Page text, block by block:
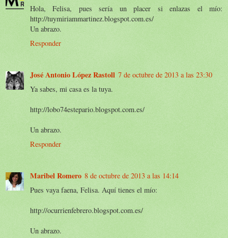
Hola, Felisa, pues sería un placer si enlazas el mío:
http://tuymiriammartinez.blogspot.com.es/
Un abrazo.
Responder
José Antonio López Rastoll 7 de octubre de 2013 a las 23:30
Ya sabes, mi casa es la tuya.
http://lobo74estepario.blogspot.com.es/
Un abrazo.
Responder
Maribel Romero 8 de octubre de 2013 a las 14:14
Pues vaya faena, Felisa. Aquí tienes el mío:
http://ocurrienfebrero.blogspot.com.es/
Un abrazo.